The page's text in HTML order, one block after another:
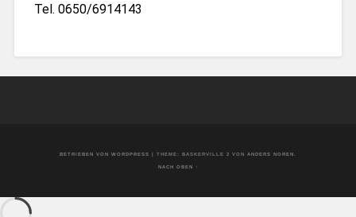
Tel. 0650/6914143
BETRIEBEN VON WORDPRESS | THEME: BASKERVILLE 2 VON ANDERS NOREN
NACH OBEN ↑